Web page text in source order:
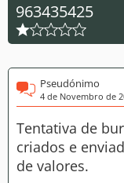
963435425
Pseudónimo
4 de Novembro de
Tentativa de
criados e
de valores.